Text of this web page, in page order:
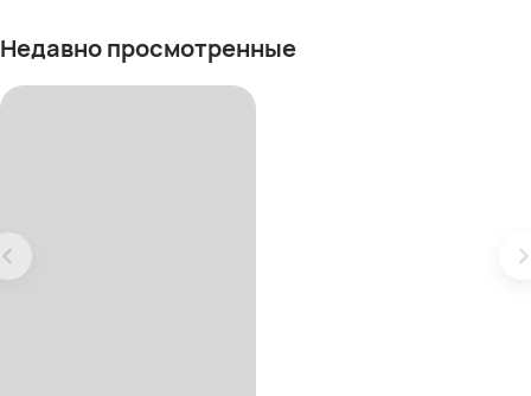
Недавно просмотренные